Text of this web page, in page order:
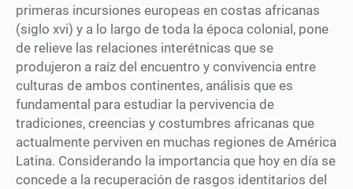
primeras incursiones europeas en costas africanas
(siglo xvi) y a lo largo de toda la época colonial, pone
de relieve las relaciones interétnicas que se
produjeron a raíz del encuentro y convivencia entre
culturas de ambos continentes, análisis que es
fundamental para estudiar la pervivencia de
tradiciones, creencias y costumbres africanas que
actualmente perviven en muchas regiones de América
Latina. Considerando la importancia que hoy en día se
concede a la recuperación de rasgos identitarios del